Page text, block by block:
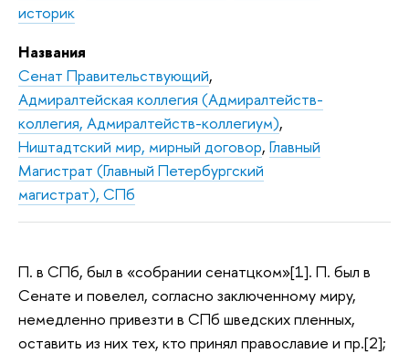
историк
Названия
Сенат Правительствующий,
Адмиралтейская коллегия (Адмиралтейств-
коллегия, Адмиралтейств-коллегиум),
Ништадтский мир, мирный договор, Главный
Магистрат (Главный Петербургский
магистрат), СПб
П. в СПб, был в «собрании сенатцком»[1]. П. был в
Сенате и повелел, согласно заключенному миру,
немедленно привезти в СПб шведских пленных,
оставить из них тех, кто принял православие и пр.[2];